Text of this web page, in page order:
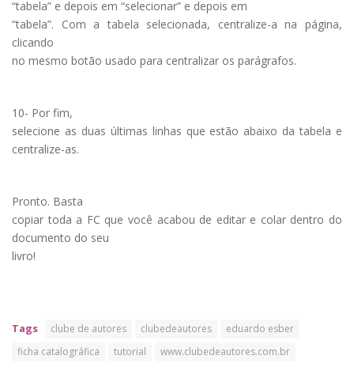
“tabela” e depois em “selecionar” e depois em
“tabela”. Com a tabela selecionada, centralize-a na página,
clicando
no mesmo botão usado para centralizar os parágrafos.
10- Por fim,
selecione as duas últimas linhas que estão abaixo da tabela e
centralize-as.
Pronto. Basta
copiar toda a FC que você acabou de editar e colar dentro do
documento do seu
livro!
Tags clube de autores clubedeautores
eduardo esber
ficha catalográfica
tutorial www.clubedeautores.com.br